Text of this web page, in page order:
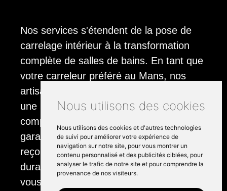
Nous utilisons des cookies
Nous utilisons des cookies et d'autres technologies
de suivi pour améliorer votre expérience de
navigation sur notre site, pour vous montrer un
contenu personnalisé et des publicités ciblées, pour
analyser le trafic de notre site et pour comprendre la
provenance de nos visiteurs.
Nos services s'étendent de la pose de
carrelage intérieur à la transformation
complète de salles de bains. En tant que
votre carreleur préféré au Mans, nos
artisans mettent habilement en œuvre
une large gamme de matériaux, y
compris la faïence et la porcelaine,
garantissant que vos sols et vos murs
reçoivent une solution personnalisée et
durable. En lisant les commentaires,
vous constaterez la satisfaction de nos